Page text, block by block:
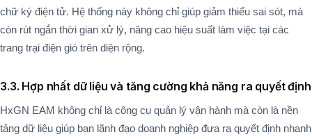
chữ ký điện tử. Hệ thống này không chỉ giúp giảm thiểu sai sót, mà
còn rút ngắn thời gian xử lý, nâng cao hiệu suất làm việc tại các
trang trại điện gió trên diện rộng​.
3.3. Hợp nhất dữ liệu và tăng cường khả năng ra quyết định
HxGN EAM không chỉ là công cụ quản lý vận hành mà còn là nền
tảng dữ liệu giúp ban lãnh đạo doanh nghiệp đưa ra quyết định nhanh